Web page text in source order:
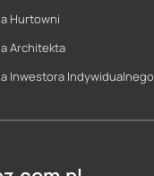
Hurtowni
Architekta
Inwestora Indywidualnego